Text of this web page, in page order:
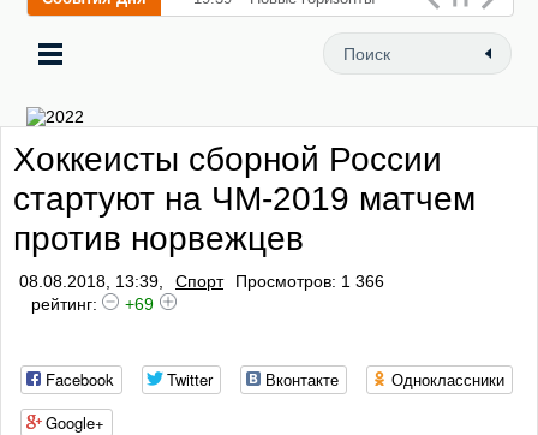
флебологии: в Москве
открылся «Городской центр
Хоккеисты сборной России
стартуют на ЧМ-2019 матчем
против норвежцев
08.08.2018, 13:39, Спорт
Просмотров: 1 366
рейтинг:
+69
Facebook Twitter Вконтакте
Одноклассники
Google+